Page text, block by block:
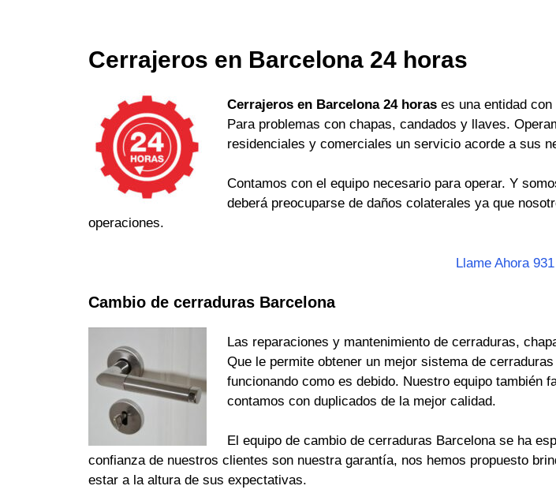
Cerrajeros en Barcelona 24 horas
Cerrajeros en Barcelona 24 horases una entidad con
Para problemas con chapas, candados y llaves.
residenciales y comerciales un servicio acorde a sus
Contamos con el equipo necesario para operar. Y
deberá preocuparse de daños colaterales ya que
operaciones.
Llame Ahora
Cambio de cerraduras Barcelona
Las reparaciones y mantenimiento de cerraduras,
Que le permite obtener un mejor sistema de
funcionando como es debido. Nuestro equipo también
contamos con duplicados de la mejor calidad.
El equipo de cambio de cerraduras Barcelona se ha
confianza de nuestros clientes son nuestra garantía, nos hemos propuesto
estar a la altura de sus expectativas.